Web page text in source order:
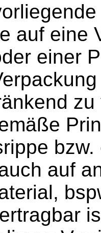
auf eine
einer
auf